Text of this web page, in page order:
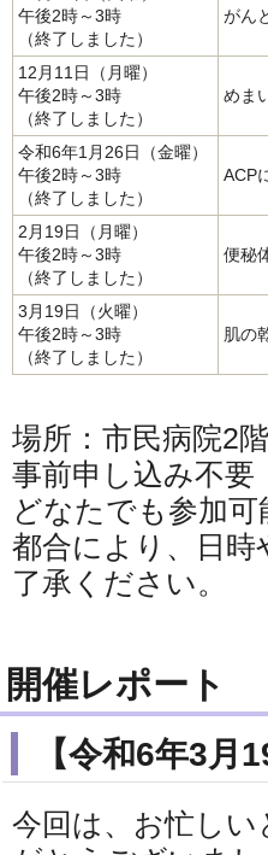
午後2時～3時
（終了しました）
がん
12月11日（月曜）
午後2時～3時
（終了しました）
めま
令和6年1月26日（金曜）
午後2時～3時
（終了しました）
ACP
2月19日（月曜）
午後2時～3時
（終了しました）
便秘
3月19日（火曜）
午後2時～3時
（終了しました）
肌の
場所：市民病院2
事前申し込み不要
どなたでも参加可
都合により、日
了承ください。
開催レポート
【令和6年3月
今回は、お忙し